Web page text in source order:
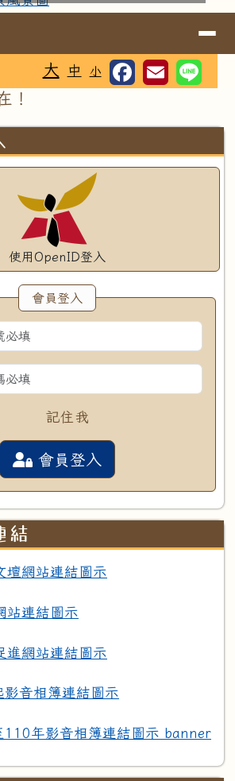
保東國小校園網站
⏸
大 中 小
！
使用OpenID登入
會員登入
記住我
會員登入
結